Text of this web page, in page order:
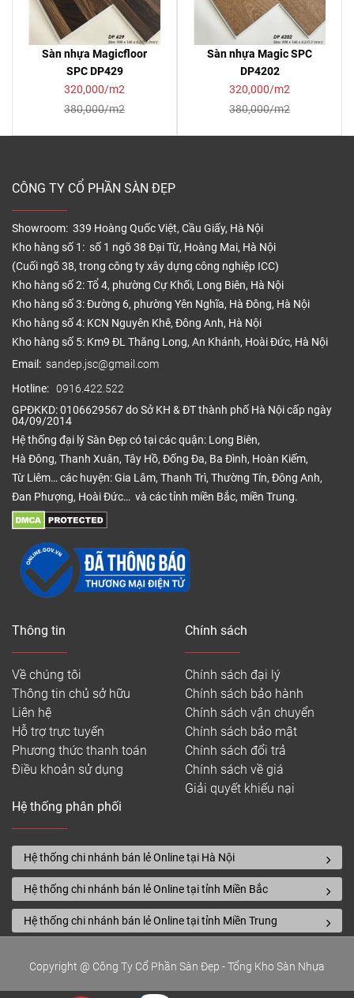
Sàn nhựa Magicfloor
SPC DP429
320,000/m2
380,000/m2
Sàn nhựa Magic SPC
DP4202
320,000/m2
380,000/m2
CÔNG TY CỔ PHẦN SÀN ĐẸP
Showroom: 339 Hoàng Quốc Việt, Cầu Giấy, Hà Nội
Kho hàng số 1: số 1 ngõ 38 Đại Từ, Hoàng Mai, Hà Nội
(Cuối ngõ 38, trong công ty xây dựng công nghiệp ICC)
Kho hàng số 2: Tổ 4, phường Cự Khối, Long Biên, Hà Nội
Kho hàng số 3: Đường 6, phường Yên Nghĩa, Hà Đông, Hà Nội
Kho hàng số 4: KCN Nguyên Khê, Đông Anh, Hà Nội
Kho hàng số 5: Km9 ĐL Thăng Long, An Khánh, Hoài Đức, Hà Nội
Email: sandep.jsc@gmail.com
Hotline: 0916.422.522
GPĐKKD: 0106629567 do Sở KH & ĐT thành phố Hà Nội cấp ngày
04/09/2014
Hệ thống đại lý Sàn Đẹp có tại các quận: Long Biên,
Hà Đông, Thanh Xuân, Tây Hồ, Đống Đa, Ba Đình, Hoàn Kiếm,
Từ Liêm… các huyện: Gia Lâm, Thanh Trì, Thường Tín, Đông Anh,
Đan Phượng, Hoài Đức… và các tỉnh miền Bắc, miền Trung.
Thông tin
Về chúng tôi
Thông tin chủ sở hữu
Liên hệ
Hỗ trợ trực tuyến
Phương thức thanh toán
Điều khoản sử dụng
Chính sách
Chính sách đại lý
Chính sách bảo hành
Chính sách vận chuyển
Chính sách bảo mật
Chính sách đổi trả
Chính sách về giá
Giải quyết khiếu nại
Hệ thống phân phối
Hệ thống chi nhánh bán lẻ Online tại Hà Nội
Hệ thống chi nhánh bán lẻ Online tại tỉnh Miền Bắc
Hệ thống chi nhánh bán lẻ Online tại tỉnh Miền Trung
Copyright @ Công Ty Cổ Phần Sàn Đẹp - Tổng Kho Sàn Nhựa